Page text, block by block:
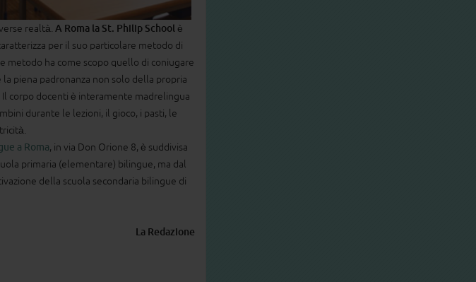
realtà. A Roma la St. Philip School è
per il suo particolare metodo di
metodo ha come scopo quello di coniugare
la piena padronanza non solo della propria
corpo docenti è interamente madrelingua
durante le lezioni, il gioco, i pasti, le
a Roma, in via Don Orione 8, è suddivisa
primaria (elementare) bilingue, ma dal
della scuola secondaria bilingue di
La Redazione